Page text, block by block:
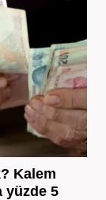
Kalem
yüzde 5